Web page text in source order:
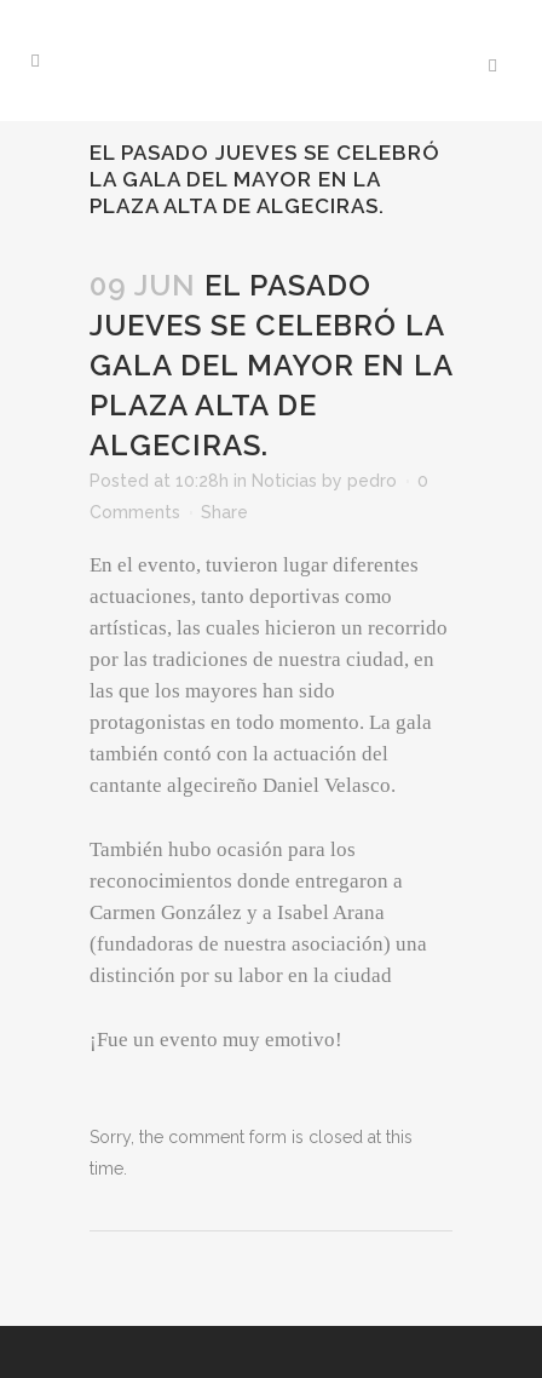
EL PASADO JUEVES SE CELEBRÓ
LA GALA DEL MAYOR EN LA
PLAZA ALTA DE ALGECIRAS.
09 JUN EL PASADO
JUEVES SE CELEBRÓ LA
GALA DEL MAYOR EN LA
PLAZA ALTA DE
ALGECIRAS.
Posted at 10:28h in Noticias by pedro
0
Comments
Share
En el evento, tuvieron lugar diferentes
actuaciones, tanto deportivas como
artísticas, las cuales hicieron un recorrido
por las tradiciones de nuestra ciudad, en
las que los mayores han sido
protagonistas en todo momento. La gala
también contó con la actuación del
cantante algecireño Daniel Velasco.
También hubo ocasión para los
reconocimientos donde entregaron a
Carmen González y a Isabel Arana
(fundadoras de nuestra asociación) una
distinción por su labor en la ciudad
¡Fue un evento muy emotivo!
Sorry, the comment form is closed at this
time.